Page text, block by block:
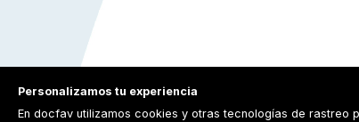
Personalizamos tu experiencia
En docfav utilizamos cookies y otras tecnologías de rastreo